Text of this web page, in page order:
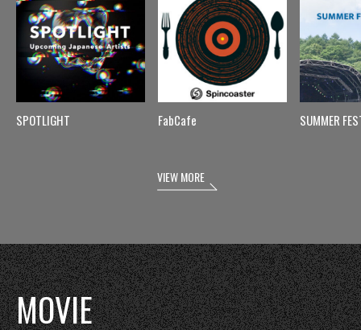
SPOTLIGHT FabCafe SUMMER
VIEW MORE
MOVIE